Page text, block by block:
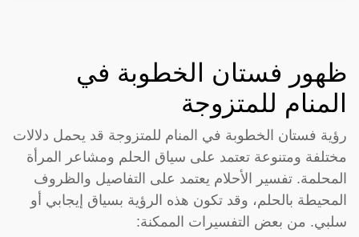
ظهور فستان الخطوبة في
المنام للمتزوجة
رؤية فستان الخطوبة في المنام للمتزوجة قد يحمل دلالات
مختلفة ومتنوعة تعتمد على سياق الحلم ومشاعر المرأة
المحلمة. تفسير الأحلام يعتمد على التفاصيل والظروف
المحيطة بالحلم، وقد تكون هذه الرؤية بسياق إيجابي أو
سلبي. من بعض التفسيرات الممكنة: